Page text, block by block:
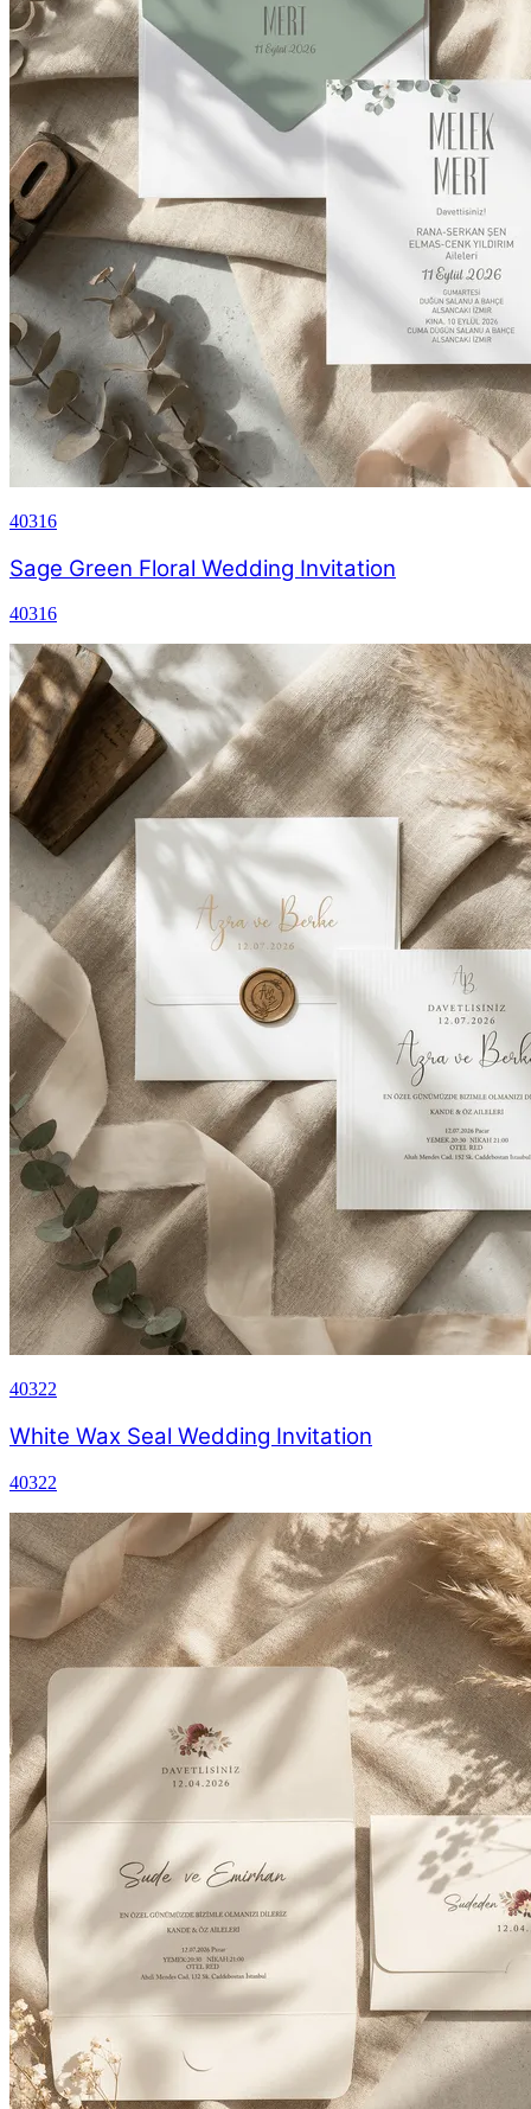
40316
Sage Green Floral Wedding Invitation
40316
40322
White Wax Seal Wedding Invitation
40322